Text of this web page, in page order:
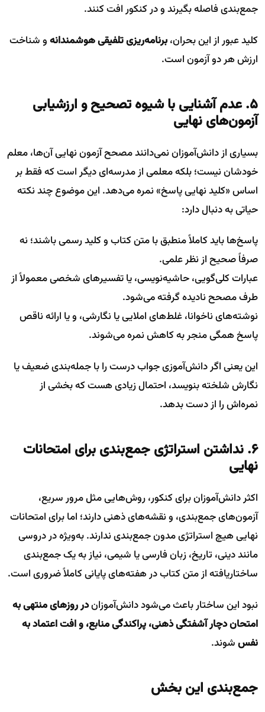
جمع‌بندی فاصله بگیرند و در کنکور افت کنند.
کلید عبور از این بحران،برنامه‌ریزی تلفیقی هوشمندانهو شناخت
ارزش هر دو آزمون است.
۵. عدم آشنایی با شیوه تصحیح و ارزشیابی
آزمون‌های نهایی
بسیاری از دانش‌آموزان نمی‌دانند مصحح آزمون نهایی آن‌ها، معلم
خودشان نیست؛ بلکه معلمی از مدرسه‌ای دیگر است که فقط بر
اساس «کلید نهایی پاسخ» نمره می‌دهد. این موضوع چند نکته
حیاتی به دنبال دارد:
پاسخ‌ها باید کاملاً منطبق با متن کتاب و کلید رسمی باشند؛ نه
صرفاً صحیح از نظر علمی.
عبارات کلی‌گویی، حاشیه‌نویسی، یا تفسیرهای شخصی معمولاً از
طرف مصحح نادیده گرفته می‌شود.
نوشته‌های ناخوانا، غلط‌های املایی یا نگارشی، و یا ارائه ناقص
پاسخ همگی منجر به کاهش نمره می‌شوند.
این یعنی اگر دانش‌آموزی جواب درست را با جمله‌بندی ضعیف یا
نگارش شلخته بنویسد، احتمال زیادی هست که بخشی از
نمره‌اش را از دست بدهد.
۶. نداشتن استراتژی جمع‌بندی برای امتحانات
نهایی
اکثر دانش‌آموزان برای کنکور، روش‌هایی مثل مرور سریع،
آزمون‌های جمع‌بندی، و نقشه‌های ذهنی دارند؛ اما برای امتحانات
نهایی هیچ استراتژی مدون جمع‌بندی ندارند. به‌ویژه در دروسی
مانند دینی، تاریخ، زبان فارسی یا شیمی، نیاز به یک جمع‌بندی
ساختاریافته از متن کتاب در هفته‌های پایانی کاملاً ضروری است.
نبود این ساختار باعث می‌شود دانش‌آموزاندر روزهای منتهی به
امتحان دچار آشفتگی ذهنی، پراکندگی منابع، و افت اعتماد به
نفسشوند.
جمع‌بندی این بخش